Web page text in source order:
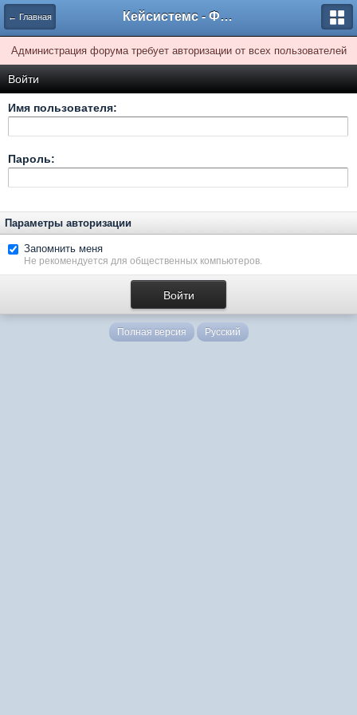
← Главная Кейсистемс - Форумы
Администрация форума требует авторизации от всех пользователей
Войти
Имя пользователя:
Пароль:
Параметры авторизации
Запомнить меня
Не рекомендуется для общественных компьютеров.
Полная версия Русский